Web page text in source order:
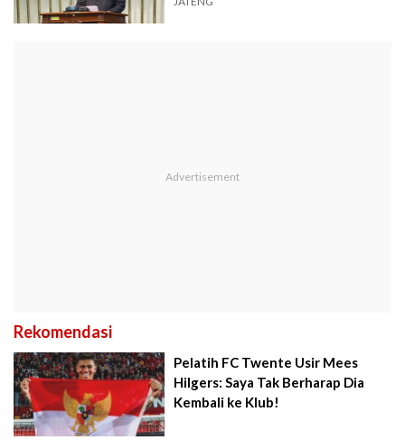
Rekomendasi
Pelatih FC Twente Usir Mees
Hilgers: Saya Tak Berharap Dia
Kembali ke Klub!